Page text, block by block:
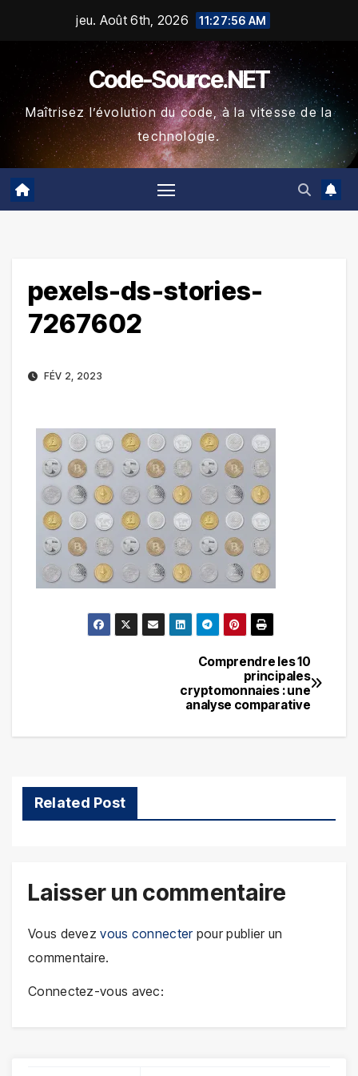
jeu. Août 6th, 2026 11:27:57 AM
Code-Source.NET
Maîtrisez l’évolution du code, à la vitesse de la
technologie.
pexels-ds-stories-
7267602
FÉV 2, 2023
l’article
Comprendre les 10
principales
cryptomonnaies : une
analyse comparative
Related Post
Laisser un commentaire
Vous devezvous connecterpour publier un
commentaire.
Connectez-vous avec: